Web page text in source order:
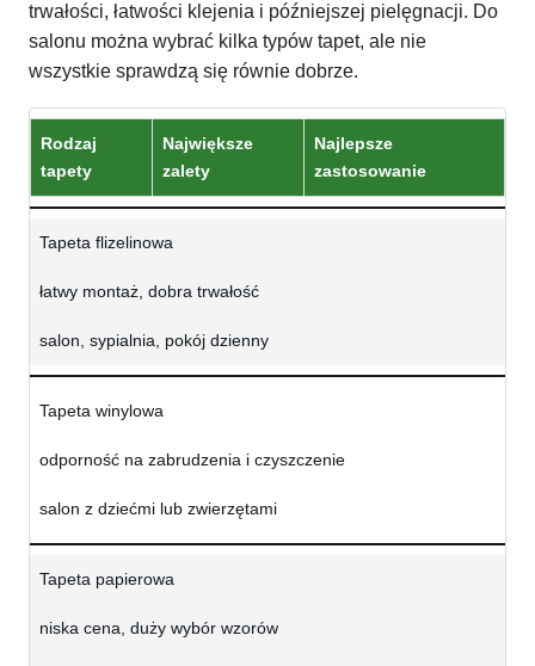
trwałości, łatwości klejenia i późniejszej pielęgnacji. Do
salonu można wybrać kilka typów tapet, ale nie
wszystkie sprawdzą się równie dobrze.
Rodzaj
tapety
Największe
zalety
Najlepsze
zastosowanie
Tapeta flizelinowa
łatwy montaż, dobra trwałość
salon, sypialnia, pokój dzienny
Tapeta winylowa
odporność na zabrudzenia i czyszczenie
salon z dziećmi lub zwierzętami
Tapeta papierowa
niska cena, duży wybór wzorów